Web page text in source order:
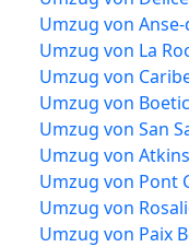
Umzug von
Umzug von La
Umzug von
Umzug von
Umzug von San
Umzug von
Umzug von Pont
Umzug von
Umzug von Paix